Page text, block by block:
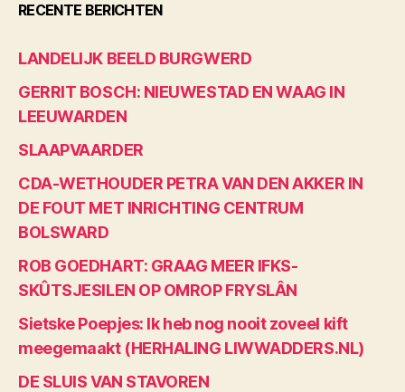
RECENTE BERICHTEN
LANDELIJK BEELD BURGWERD
GERRIT BOSCH: NIEUWESTAD EN WAAG IN
LEEUWARDEN
SLAAPVAARDER
CDA-WETHOUDER PETRA VAN DEN AKKER IN
DE FOUT MET INRICHTING CENTRUM
BOLSWARD
ROB GOEDHART: GRAAG MEER IFKS-
SKÛTSJESILEN OP OMROP FRYSLÂN
Sietske Poepjes: Ik heb nog nooit zoveel kift
meegemaakt (HERHALING LIWWADDERS.NL)
DE SLUIS VAN STAVOREN